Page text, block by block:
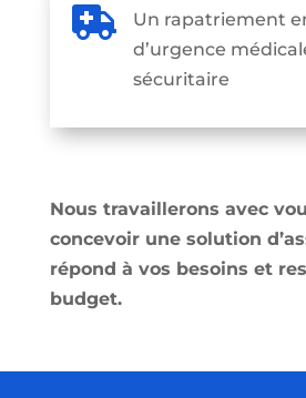

Un rapatriement
d’urgence
sécuritaire
Nous travaillerons avec
concevoir une solution
répond à vos besoins et
budget.